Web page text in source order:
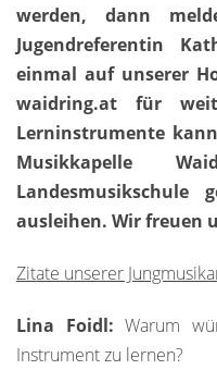
werden, dann
Jugendreferentin
einmal auf unserer
waidring.at für
Lerninstrumente
Musikkapelle
Landesmusikschule
ausleihen. Wir freuen
Zitate unserer
Lina Foidl: Warum
Instrument zu lernen?